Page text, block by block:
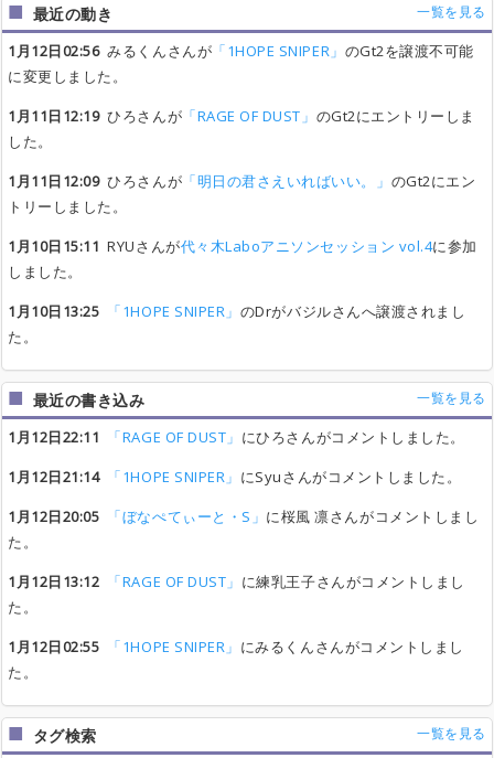
最近の動き 一覧を見る
1月12日02:56みるくんさんが 「1HOPE SNIPER」 のGt2を譲渡不可能
に変更しました。
1月11日12:19ひろさんが 「RAGE OF DUST」 のGt2にエントリーしま
した。
1月11日12:09ひろさんが 「明日の君さえいればいい。」 のGt2にエン
トリーしました。
1月10日15:11 RYUさんが代々木Laboアニソンセッション vol.4に参加
しました。
1月10日13:25
「1HOPE SNIPER」 のDrがバジルさんへ譲渡されまし
た。
最近の書き込み 一覧を見る
1月12日22:11 「RAGE OF DUST」 にひろさんがコメントしました。
1月12日21:14
「1HOPE SNIPER」 にSyuさんがコメントしました。
1月12日20:05
「ぼなぺてぃーと・S」 に桜風 凛さんがコメントしまし
た。
1月12日13:12
「RAGE OF DUST」 に練乳王子さんがコメントしまし
た。
1月12日02:55
「1HOPE SNIPER」 にみるくんさんがコメントしまし
た。
タグ検索 一覧を見る